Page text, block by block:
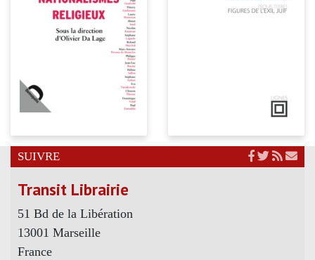
SUIVRE
Transit Librairie
51 Bd de la Libération
13001 Marseille
France